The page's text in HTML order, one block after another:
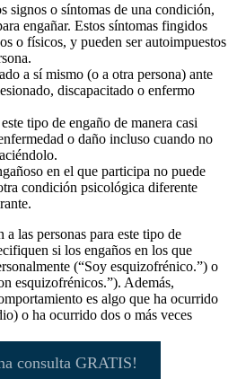
signos o síntomas de una condición,
engañar. Estos síntomas fingidos
o físicos, y pueden ser autoimpuestos
a sí mismo (o a otra persona) ante
discapacitado o enfermo
tipo de engaño de manera casi
o daño incluso cuando no
en el que participa no puede
condición psicológica diferente
las personas para este tipo de
si los engaños en los que
(“Soy esquizofrénico.”) o
esquizofrénicos.”). Además,
es algo que ha ocurrido
o ha ocurrido dos o más veces
consulta GRATIS!